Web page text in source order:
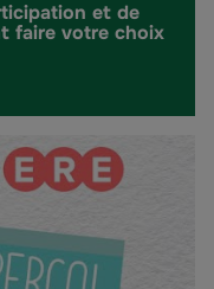
et de
faire votre choix